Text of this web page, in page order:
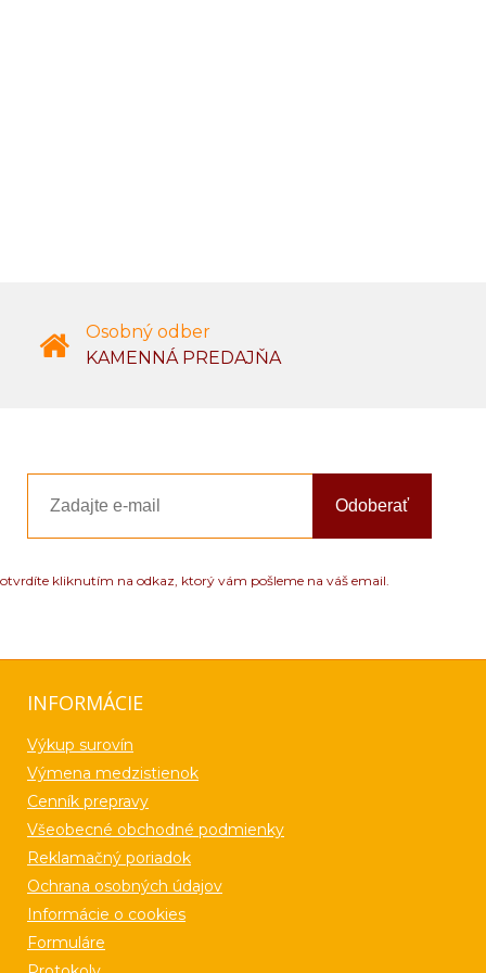
Osobný odber
KAMENNÁ PREDAJŇA
Odoberať
kliknutím na odkaz, ktorý vám pošleme na váš email.
INFORMÁCIE
Výkup surovín
Výmena medzistienok
Cenník prepravy
Všeobecné obchodné podmienky
Reklamačný poriadok
Ochrana osobných údajov
Informácie o cookies
Formuláre